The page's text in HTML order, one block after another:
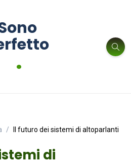
.
Il futuro dei sistemi di altoparlanti
di